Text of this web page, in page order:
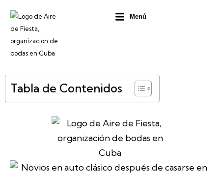
contenido
Menú
Tabla de Contenidos